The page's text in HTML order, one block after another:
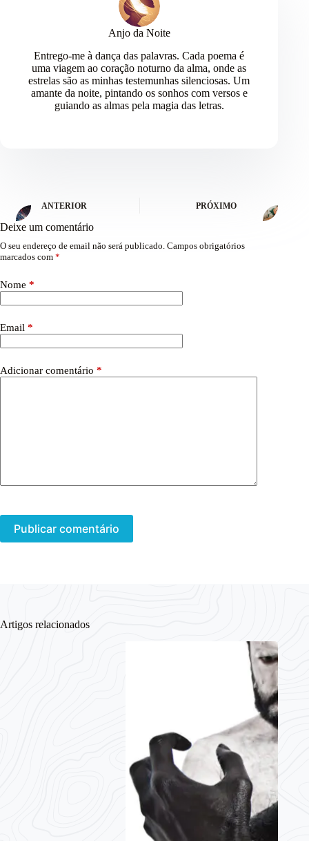
Anjo da Noite
Entrego-me à dança das palavras. Cada poema é
uma viagem ao coração noturno da alma, onde as
estrelas são as minhas testemunhas silenciosas. Um
amante da noite, pintando os sonhos com versos e
guiando as almas pela magia das letras.
ANTERIOR PRÓXIMO
Deixe um comentário
O seu endereço de email não será publicado. Campos obrigatórios
marcados com *
Nome *
Email *
Adicionar comentário *
Publicar comentário
Artigos relacionados